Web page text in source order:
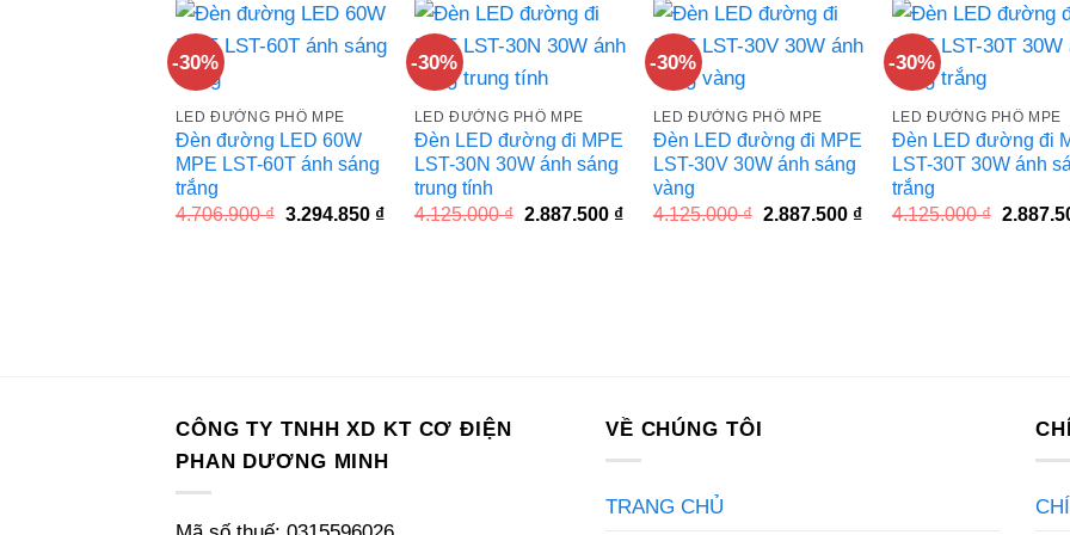
4.071.760 ₫.
4.071.760 ₫.
3.294.850 ₫.
-30%
LED ĐƯỜNG PHỐ MPE
Đèn đường LED 60W
MPE LST-60T ánh sáng
trắng
4.706.900₫ Giá
3.294.850 ₫Giá
-30%
LED ĐƯỜNG PHỐ MPE
Đèn LED đường đi MPE
LST-30N 30W ánh sáng
trung tính
4.125.000₫ Giá
2.887.500 ₫Giá
-30%
LED ĐƯỜNG PHỐ MPE
Đèn LED đường đi MPE
LST-30V 30W ánh sáng
vàng
4.125.000₫ Giá
2.887.500 ₫Giá
-30%
LED ĐƯỜNG PHỐ MPE
Đèn LED đường đi
LST-30T 30W ánh
trắng
4.125.000₫ Giá
CÔNG TY TNHH XD KT CƠ ĐIỆN
PHAN DƯƠNG MINH
VỀ CHÚNG TÔI
TRANG CHỦ